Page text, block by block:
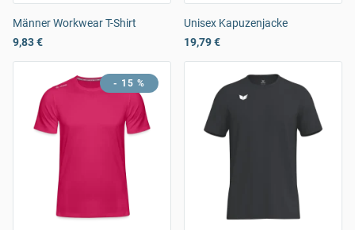
Männer Workwear T-Shirt
9,83 €
Unisex Kapuzenjacke
19,79 €
- 15 %